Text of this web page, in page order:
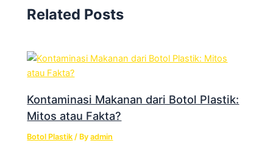
Related Posts
Kontaminasi Makanan dari Botol Plastik:
Mitos atau Fakta?
Botol Plastik / Byadmin